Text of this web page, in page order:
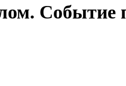
Событие